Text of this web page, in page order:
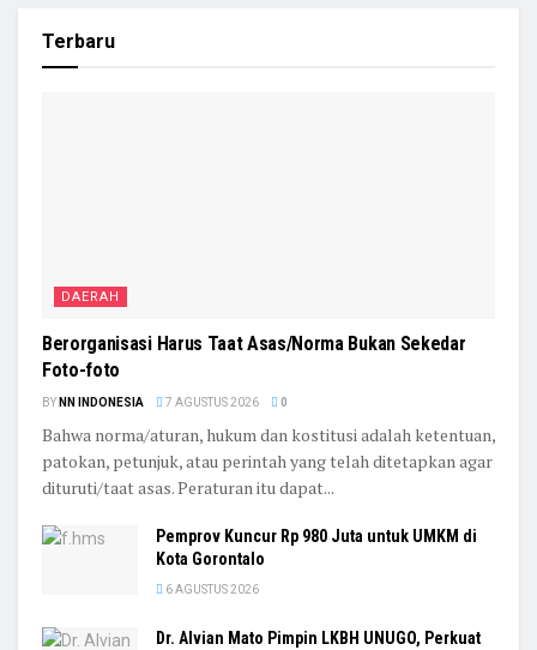
Terbaru
DAERAH
Berorganisasi Harus Taat Asas/Norma Bukan Sekedar
Foto-foto
BY NN INDONESIA 7 AGUSTUS 2026 0
Bahwa norma/aturan, hukum dan kostitusi adalah ketentuan,
patokan, petunjuk, atau perintah yang telah ditetapkan agar
dituruti/taat asas. Peraturan itu dapat...
Pemprov Kuncur Rp 980 Juta untuk UMKM di
Kota Gorontalo
6 AGUSTUS 2026
Dr. Alvian Mato Pimpin LKBH UNUGO, Perkuat